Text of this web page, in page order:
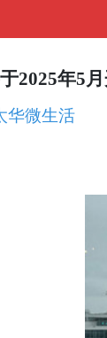
2025年5
华微生活